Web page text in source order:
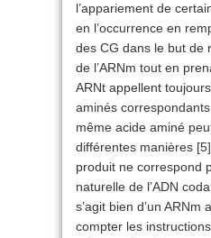
l’appariement de
en l’occurrence en
des CG dans le but de
de l’ARNm tout en
ARNt appellent
aminés
même acide aminé
différentes manières [5]
produit ne correspond
naturelle de l’ADN
s’agit bien d’un ARNm
compter les